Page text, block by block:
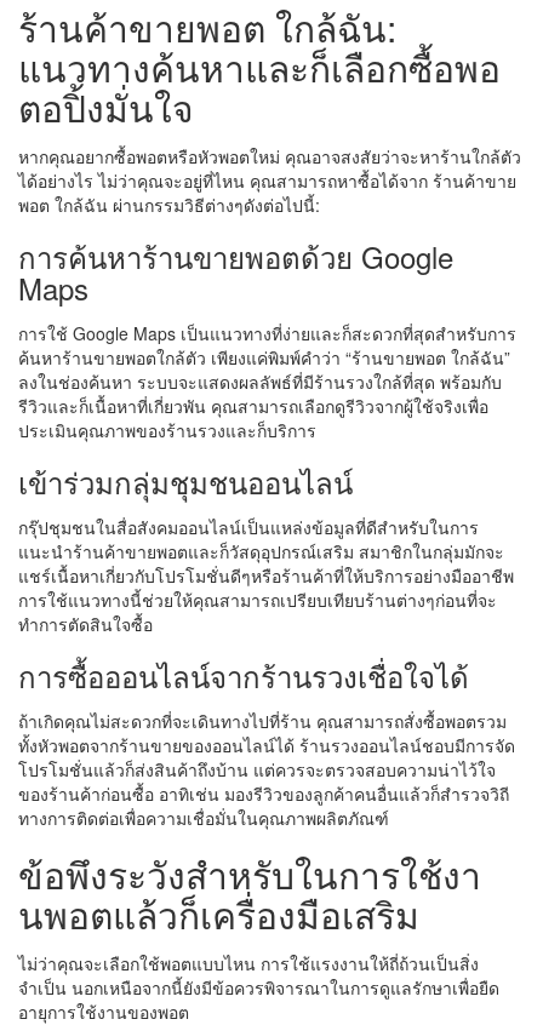
ร้านค้าขายพอต ใกล้ฉัน:
แนวทางค้นหาและก็เลือกซื้อพอ
ตอปิ้งมั่นใจ
หากคุณอยากซื้อพอตหรือหัวพอตใหม่ คุณอาจสงสัยว่าจะหาร้านใกล้ตัว
ได้อย่างไร ไม่ว่าคุณจะอยู่ที่ไหน คุณสามารถหาซื้อได้จาก ร้านค้าขาย
พอต ใกล้ฉัน ผ่านกรรมวิธีต่างๆดังต่อไปนี้:
การค้นหาร้านขายพอตด้วย Google
Maps
การใช้ Google Maps เป็นแนวทางที่ง่ายและก็สะดวกที่สุดสำหรับการ
ค้นหาร้านขายพอตใกล้ตัว เพียงแค่พิมพ์คำว่า “ร้านขายพอต ใกล้ฉัน”
ลงในช่องค้นหา ระบบจะแสดงผลลัพธ์ที่มีร้านรวงใกล้ที่สุด พร้อมกับ
รีวิวและก็เนื้อหาที่เกี่ยวพัน คุณสามารถเลือกดูรีวิวจากผู้ใช้จริงเพื่อ
ประเมินคุณภาพของร้านรวงและก็บริการ
เข้าร่วมกลุ่มชุมชนออนไลน์
กรุ๊ปชุมชนในสื่อสังคมออนไลน์เป็นแหล่งข้อมูลที่ดีสำหรับในการ
แนะนำร้านค้าขายพอตและก็วัสดุอุปกรณ์เสริม สมาชิกในกลุ่มมักจะ
แชร์เนื้อหาเกี่ยวกับโปรโมชั่นดีๆหรือร้านค้าที่ให้บริการอย่างมืออาชีพ
การใช้แนวทางนี้ช่วยให้คุณสามารถเปรียบเทียบร้านต่างๆก่อนที่จะ
ทำการตัดสินใจซื้อ
การซื้อออนไลน์จากร้านรวงเชื่อใจได้
ถ้าเกิดคุณไม่สะดวกที่จะเดินทางไปที่ร้าน คุณสามารถสั่งซื้อพอตรวม
ทั้งหัวพอตจากร้านขายของออนไลน์ได้ ร้านรวงออนไลน์ชอบมีการจัด
โปรโมชั่นแล้วก็ส่งสินค้าถึงบ้าน แต่ควรจะตรวจสอบความน่าไว้ใจ
ของร้านค้าก่อนซื้อ อาทิเช่น มองรีวิวของลูกค้าคนอื่นแล้วก็สำรวจวิถี
ทางการติดต่อเพื่อความเชื่อมั่นในคุณภาพผลิตภัณฑ์
ข้อพึงระวังสำหรับในการใช้งา
นพอตแล้วก็เครื่องมือเสริม
ไม่ว่าคุณจะเลือกใช้พอตแบบไหน การใช้แรงงานให้ถี่ถ้วนเป็นสิ่ง
จำเป็น นอกเหนือจากนี้ยังมีข้อควรพิจารณาในการดูแลรักษาเพื่อยืด
อายุการใช้งานของพอต